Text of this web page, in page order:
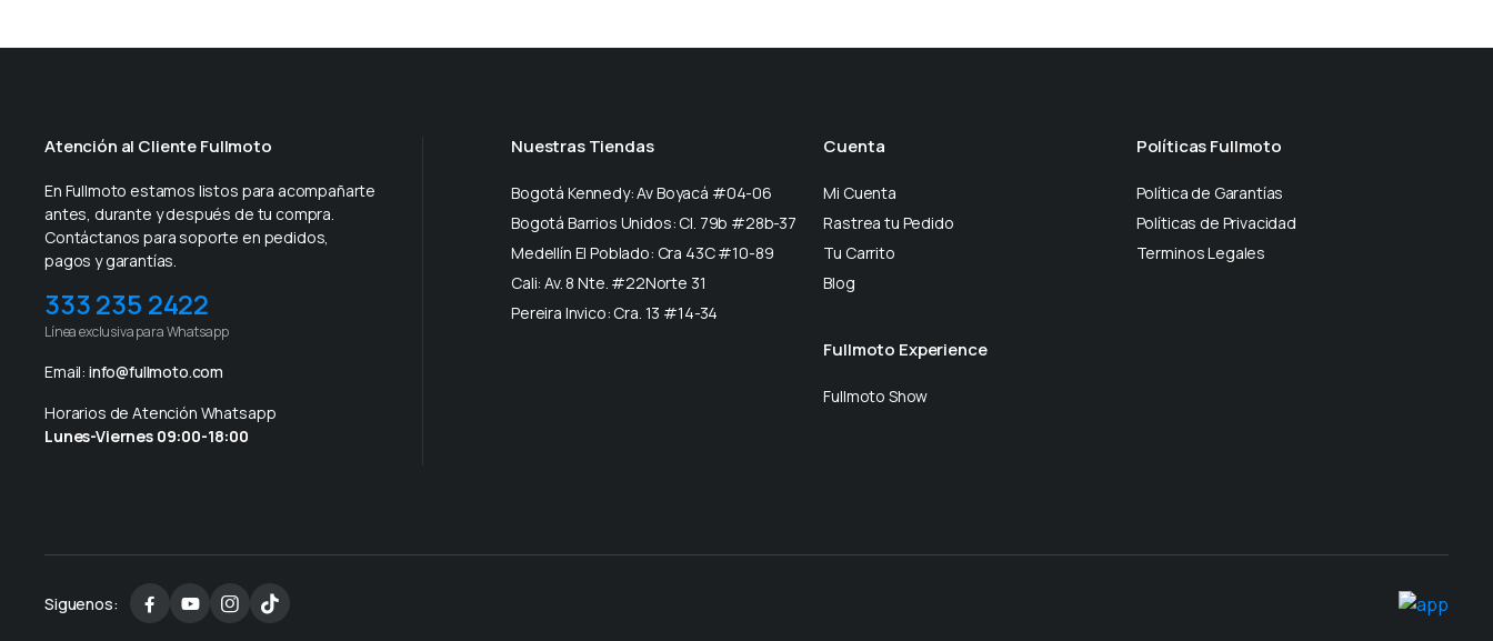
Atención al Cliente Fullmoto
En Fullmoto estamos listos para acompañarte
antes, durante y después de tu compra.
Contáctanos para soporte en pedidos,
pagos y garantías.
333 235 2422
Línea exclusiva para Whatsapp
Email: info@fullmoto.com
Horarios de Atención Whatsapp
Lunes-Viernes 09:00-18:00
Nuestras Tiendas
Bogotá Kennedy: Av Boyacá #04-06
Bogotá Barrios Unidos: Cl. 79b #28b-37
Medellín El Poblado: Cra 43C #10-89
Cali: Av. 8 Nte. #22Norte 31
Pereira Invico: Cra. 13 #14-34
Cuenta
Mi Cuenta
Rastrea tu Pedido
Tu Carrito
Blog
Fullmoto Experience
Fullmoto Show
Políticas Fullmoto
Política de Garantías
Políticas de Privacidad
Terminos Legales
Siguenos: